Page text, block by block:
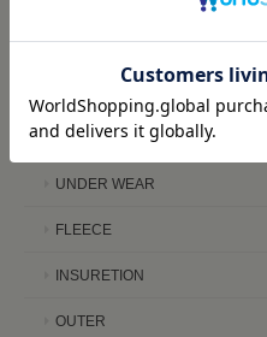
INSURETION
KIDS
UNDER WEAR
FLEECE
INSURETION
OUTER